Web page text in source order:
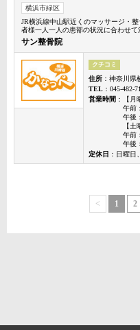
横浜市緑区
JR横浜線中山駅近くのマッサージ・
者様一人一人の患部の状況に合わせて
サン整骨院
クチコミ
住所 ：神奈川県
TEL ：045-482-
営業時間 ：【月
午前
午後
【土
午前
午後
定休日 ：日曜日
< 1 2